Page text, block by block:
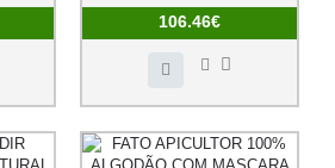
106.46€